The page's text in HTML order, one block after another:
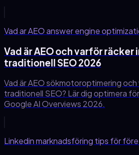
Vad ar AEO answer engine
Vad är AEO och varför räcker
traditionell SEO 2026
Vad är AEO sökmotoroptimering
traditionell SEO? Lär dig optimera
Google AI Overviews 2026.
Linkedin marknadsföring tips för